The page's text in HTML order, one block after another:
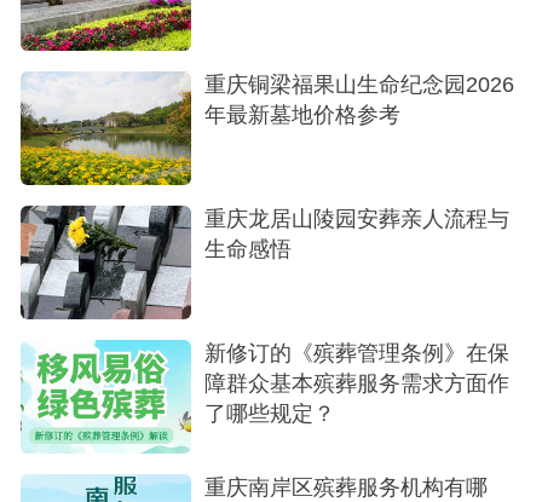
前、文明、高尚的生命纪念方式。它用蓬勃的生命
哀思，对于崇尚简约、注重环保、希望以一种更有
意义的方式延续生命的家庭而言，仙居山陵园的树
葬无疑是一个值得认真考虑的优秀选择。
重庆铜梁福果山生命纪念园2026
年最新墓地价格参考
重庆龙居山陵园安葬亲人流程与
生命感悟
新修订的《殡葬管理条例》在保
障群众基本殡葬服务需求方面作
了哪些规定？
重庆南岸区殡葬服务机构有哪